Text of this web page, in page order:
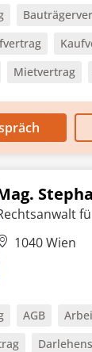
Mietvertrag
1040 Wien
AGB